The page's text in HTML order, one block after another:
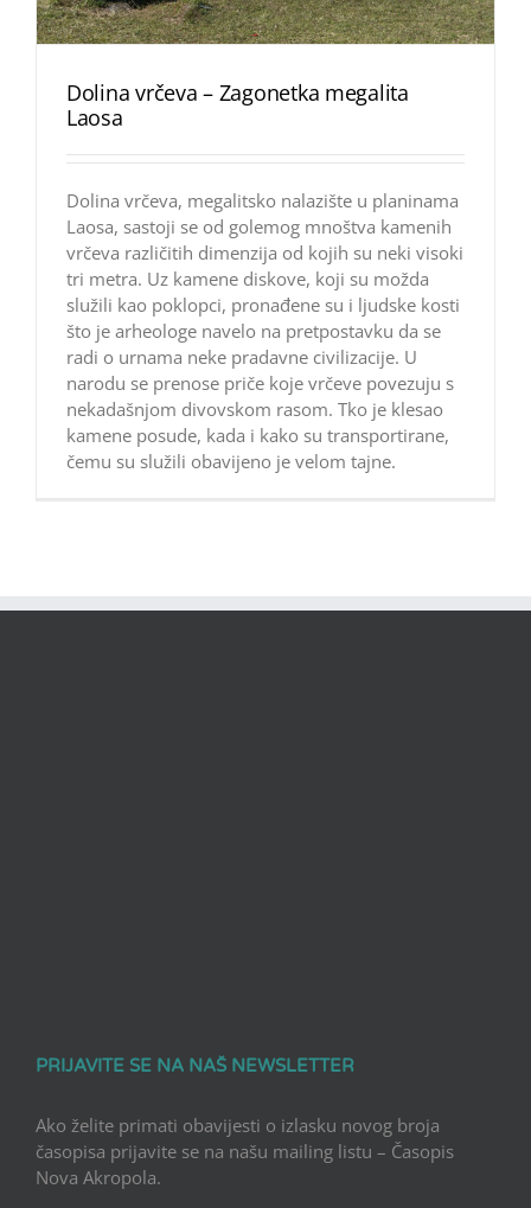
Dolina vrčeva – Zagonetka megalita
Laosa
Dolina vrčeva, megalitsko nalazište u planinama
Laosa, sastoji se od golemog mnoštva kamenih
vrčeva različitih dimenzija od kojih su neki visoki
tri metra. Uz kamene diskove, koji su možda
služili kao poklopci, pronađene su i ljudske kosti
što je arheologe navelo na pretpostavku da se
radi o urnama neke pradavne civilizacije. U
narodu se prenose priče koje vrčeve povezuju s
nekadašnjom divovskom rasom. Tko je klesao
kamene posude, kada i kako su transportirane,
čemu su služili obavijeno je velom tajne.
PRIJAVITE SE NA NAŠ NEWSLETTER
Ako želite primati obavijesti o izlasku novog broja
časopisa prijavite se na našu mailing listu – Časopis
Nova Akropola.